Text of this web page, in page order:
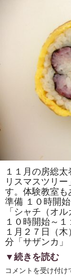
は
１１月の房総
リスマスツリ
す。体験教室
準備 １０時開
「シャチ（オ
１０時開始～
１月２７日（
分「サザンカ」
▼続きを読む
11
コメントを受け付け